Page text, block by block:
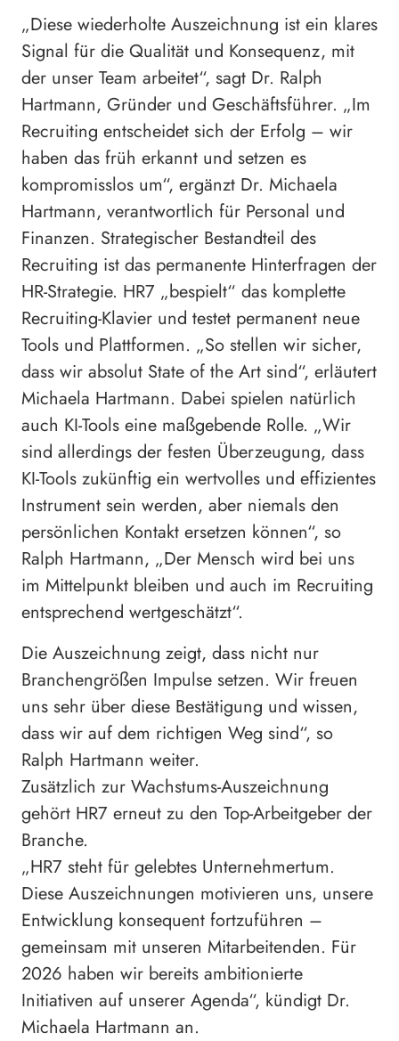
„Diese wiederholte Auszeichnung ist ein klares
Signal für die Qualität und Konsequenz, mit
der unser Team arbeitet“, sagt Dr. Ralph
Hartmann, Gründer und Geschäftsführer. „Im
Recruiting entscheidet sich der Erfolg – wir
haben das früh erkannt und setzen es
kompromisslos um“, ergänzt Dr. Michaela
Hartmann, verantwortlich für Personal und
Finanzen. Strategischer Bestandteil des
Recruiting ist das permanente Hinterfragen der
HR-Strategie. HR7 „bespielt“ das komplette
Recruiting-Klavier und testet permanent neue
Tools und Plattformen. „So stellen wir sicher,
dass wir absolut State of the Art sind“, erläutert
Michaela Hartmann. Dabei spielen natürlich
auch KI-Tools eine maßgebende Rolle. „Wir
sind allerdings der festen Überzeugung, dass
KI-Tools zukünftig ein wertvolles und effizientes
Instrument sein werden, aber niemals den
persönlichen Kontakt ersetzen können“, so
Ralph Hartmann, „Der Mensch wird bei uns
im Mittelpunkt bleiben und auch im Recruiting
entsprechend wertgeschätzt“.
Die Auszeichnung zeigt, dass nicht nur
Branchengrößen Impulse setzen. Wir freuen
uns sehr über diese Bestätigung und wissen,
dass wir auf dem richtigen Weg sind“, so
Ralph Hartmann weiter.
Zusätzlich zur Wachstums-Auszeichnung
gehört HR7 erneut zu den Top-Arbeitgeber der
Branche.
„HR7 steht für gelebtes Unternehmertum.
Diese Auszeichnungen motivieren uns, unsere
Entwicklung konsequent fortzuführen –
gemeinsam mit unseren Mitarbeitenden. Für
2026 haben wir bereits ambitionierte
Initiativen auf unserer Agenda“, kündigt Dr.
Michaela Hartmann an.